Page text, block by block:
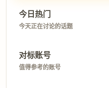
今日热门
今天正在讨论的话题
对标账号
值得参考的账号